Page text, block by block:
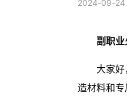
2024-09-24
副职
大家
造材料和专